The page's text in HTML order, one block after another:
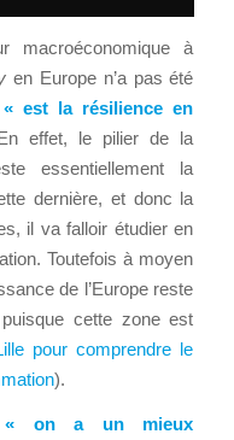
macroéconomique à
en Europe n’a pas été
« est la résilience en
effet, le pilier de la
essentiellement la
dernière, et donc la
il va falloir étudier en
Toutefois à moyen
de l’Europe reste
cette zone est
pour comprendre le
).
« on a un mieux